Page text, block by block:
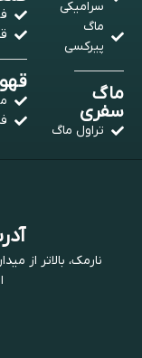
سرامیکی
ماگ
پیرکسی
ماگ
سفری
تراول ماگ
نارمک، بالاتر از